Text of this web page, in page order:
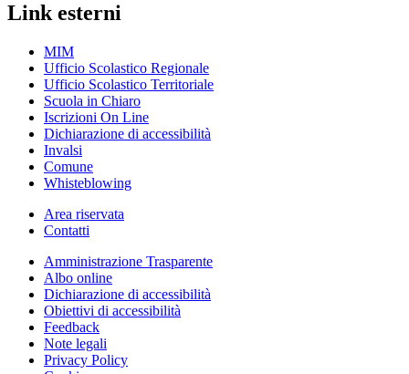
Link esterni
MIM
Ufficio Scolastico Regionale
Ufficio Scolastico Territoriale
Scuola in Chiaro
Iscrizioni On Line
Dichiarazione di accessibilità
Invalsi
Comune
Whisteblowing
Area riservata
Contatti
Amministrazione Trasparente
Albo online
Dichiarazione di accessibilità
Obiettivi di accessibilità
Feedback
Note legali
Privacy Policy